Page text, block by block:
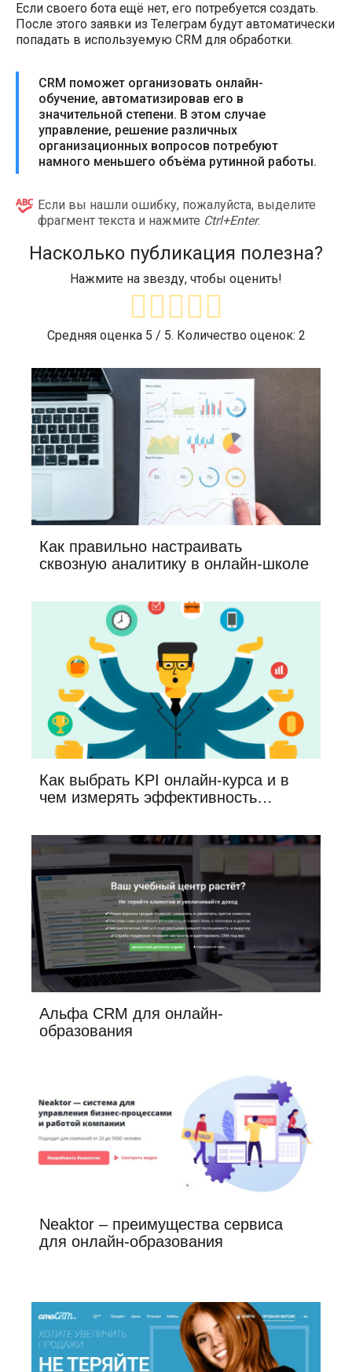
Если своего бота ещё нет, его потребуется создать.
После этого заявки из Телеграм будут автоматически
попадать в используемую CRM для обработки.
CRM поможет организовать онлайн-
обучение, автоматизировав его в
значительной степени. В этом случае
управление, решение различных
организационных вопросов потребуют
намного меньшего объёма рутинной работы.
Если вы нашли ошибку, пожалуйста, выделите
фрагмент текста и нажмите Ctrl+Enter.
Насколько публикация полезна?
Нажмите на звезду, чтобы оценить!
Средняя оценка 5 / 5. Количество оценок: 2
Как правильно настраивать
сквозную аналитику в онлайн-школе
Как выбрать KPI онлайн-курса и в
чем измерять эффективность…
Альфа CRM для онлайн-
образования
Neaktor – преимущества сервиса
для онлайн-образования